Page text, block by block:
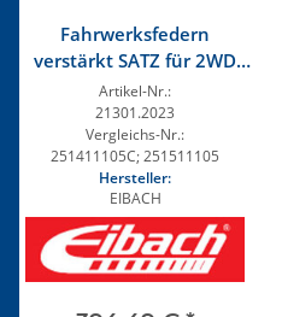
Fahrwerksfedern
verstärkt SATZ für 2WD
Camper, Westfalia,
schwere Fahrzeuge
Artikel-Nr.:
21301.2023
Vergleichs-Nr.:
251411105C; 251511105
Hersteller:
EIBACH